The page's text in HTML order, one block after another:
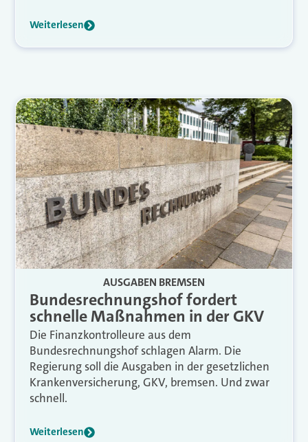
Weiterlesen
AUSGABEN BREMSEN
Bundesrechnungshof fordert
schnelle Maßnahmen in der GKV
Die Finanzkontrolleure aus dem
Bundesrechnungshof schlagen Alarm. Die
Regierung soll die Ausgaben in der gesetzlichen
Krankenversicherung, GKV, bremsen. Und zwar
schnell.
Weiterlesen